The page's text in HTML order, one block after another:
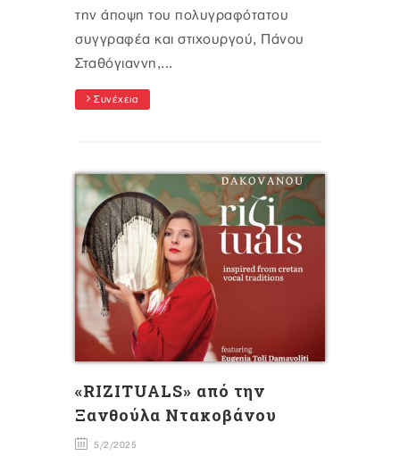
την άποψη του πολυγραφότατου
συγγραφέα και στιχουργού, Πάνου
Σταθόγιαννη,...
Συνέχεια
«RIZITUALS» από την
Ξανθούλα Ντακοβάνου
5/2/2025